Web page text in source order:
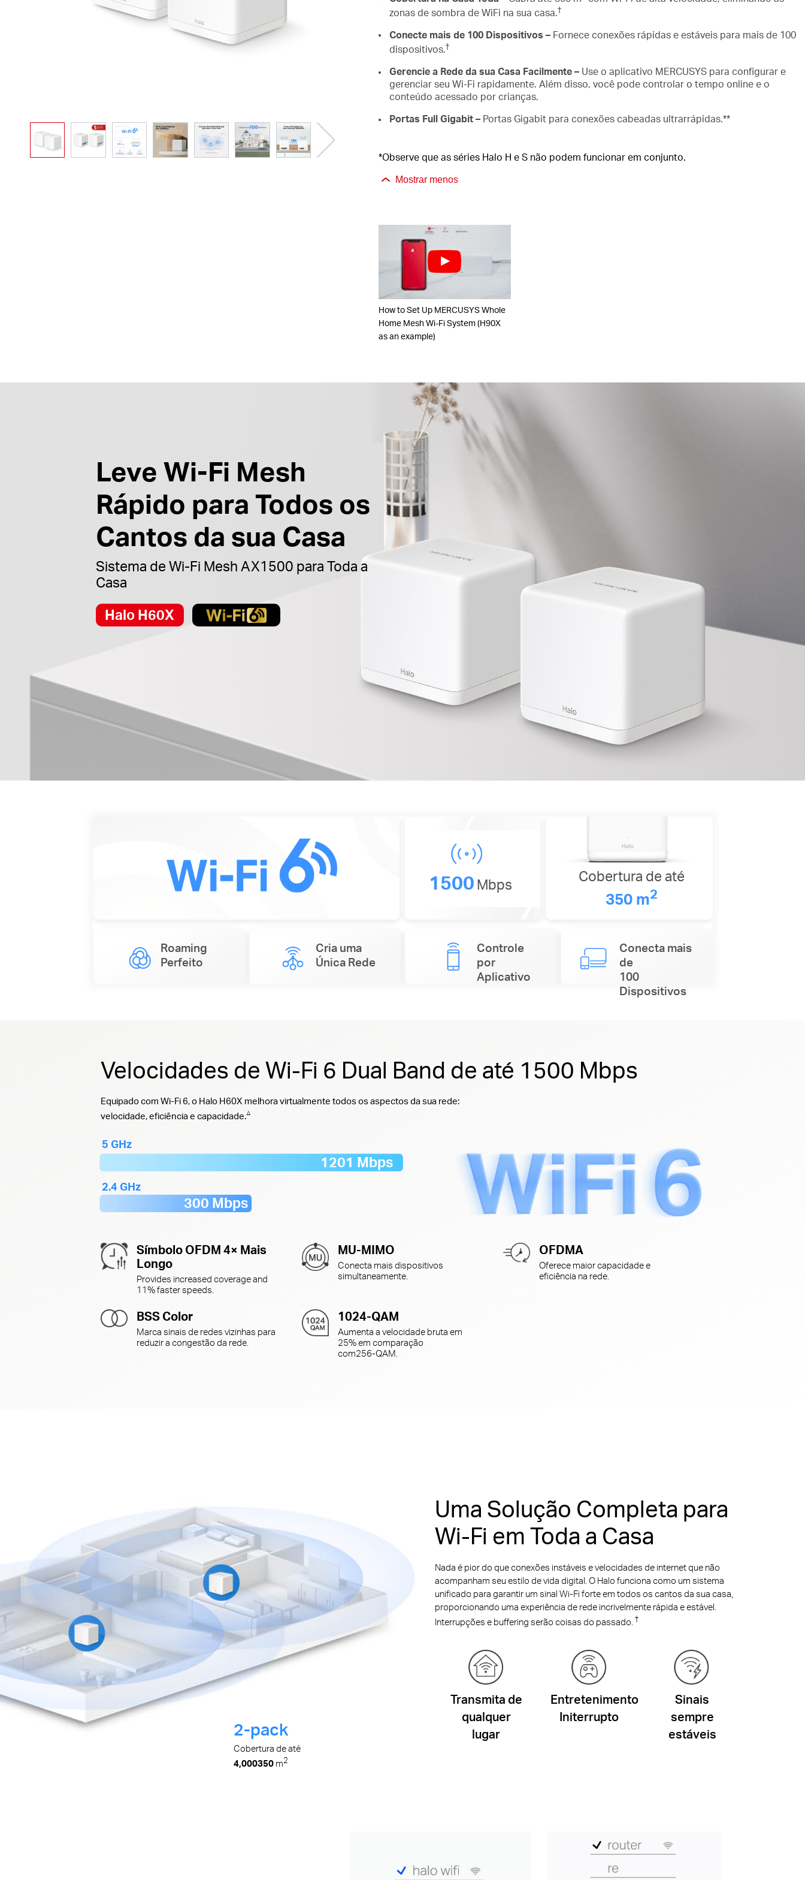
zonas de sombra de WiFi na sua casa.†
Conecte mais de 100 Dispositivos – Fornece conexões rápidas e estáveis para mais de 100
dispositivos.†
Gerencie a Rede da sua Casa Facilmente – Use o aplicativo MERCUSYS para configurar e
gerenciar seu Wi-Fi rapidamente. Além disso, você pode controlar o tempo online e o
conteúdo acessado por crianças.
Portas Full Gigabit – Portas Gigabit para conexões cabeadas ultrarrápidas.**
*Observe que as séries Halo H e S não podem funcionar em conjunto.​​​​​​​
Mostrar menos
How to Set Up MERCUSYS Whole
Home Mesh Wi-Fi System (H90X
as an example)
Leve Wi-Fi Mesh
Rápido para Todos os
Cantos da sua Casa
Sistema de Wi-Fi Mesh AX1500 para Toda a
Casa
Halo H60X
1500 Mbps Cobertura de até
350 m2
Roaming
Perfeito
Cria uma
Única Rede
Controle
por
Aplicativo
Conecta mais
de
100
Dispositivos
Velocidades de Wi-Fi 6 Dual Band de até 1500 Mbps
Equipado com Wi-Fi 6, o Halo H60X melhora virtualmente todos os aspectos da sua rede:
velocidade, eficiência e capacidade.△
5 GHz
1201 Mbps
2.4 GHz
300 Mbps
Símbolo OFDM 4× Mais
Longo
Provides increased coverage and
11% faster speeds.
MU-MIMO
Conecta mais dispositivos
simultaneamente.
OFDMA
Oferece maior capacidade e
eficiência na rede.
BSS Color
Marca sinais de redes vizinhas para
reduzir a congestão da rede.
1024-QAM
Aumenta a velocidade bruta em
25% em comparação
com256-QAM.
Uma Solução Completa para
Wi-Fi em Toda a Casa
Nada é pior do que conexões instáveis e velocidades de internet que não
acompanham seu estilo de vida digital. O Halo funciona como um sistema
unificado para garantir um sinal Wi-Fi forte em todos os cantos da sua casa,
proporcionando uma experiência de rede incrivelmente rápida e estável.
Interrupções e buffering serão coisas do passado. †
Transmita de
qualquer
lugar
Entretenimento
Initerrupto
Sinais
sempre
estáveis
2-pack
Cobertura de até
4,000350 m2